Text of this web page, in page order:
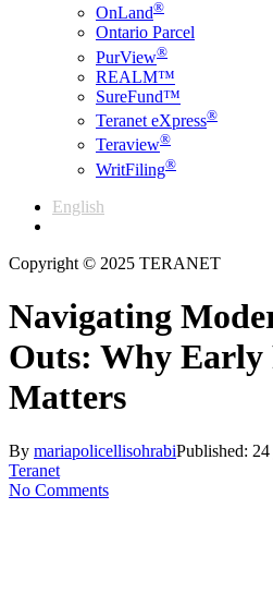
OnLand®
Ontario Parcel
PurView®
REALM™
SureFund™
Teranet eXpress®
Teraview®
WritFiling®
English
Copyright © 2025 TERANET
Navigating
Outs: Why Early
Matters
By mariapolicellisohrabiPublished:
Teranet
No Comments